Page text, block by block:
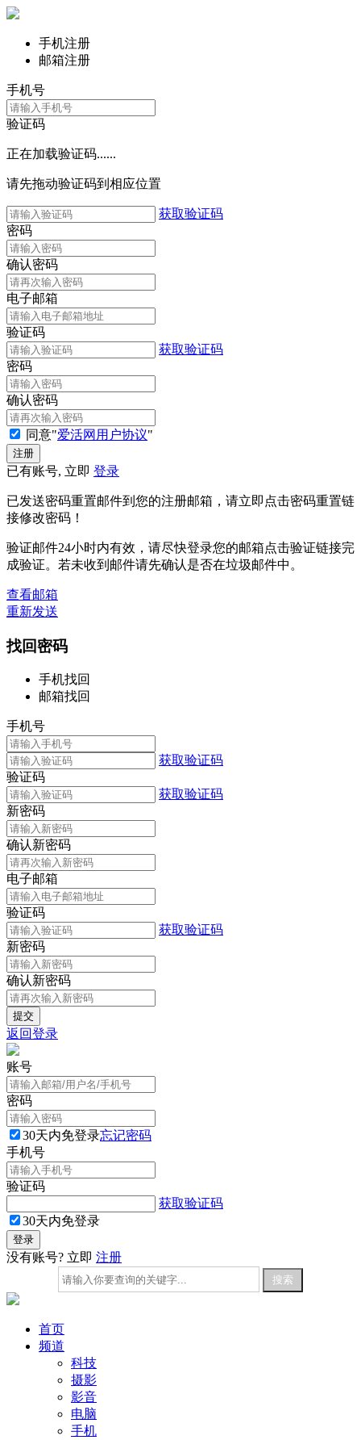
手机注册
邮箱注册
手机号
验证码
正在加载验证码......
请先拖动验证码到相应位置
获取验证码
密码
确认密码
电子邮箱
验证码
获取验证码
密码
确认密码
同意"爱活网用户协议"
已有账号, 立即 登录
已发送密码重置邮件到您的注册邮箱，请立即点击密码重置链
接修改密码！
验证邮件24小时内有效，请尽快登录您的邮箱点击验证链接完
成验证。若未收到邮件请先确认是否在垃圾邮件中。
查看邮箱
重新发送
找回密码
手机找回
邮箱找回
手机号
获取验证码
验证码
获取验证码
新密码
确认新密码
电子邮箱
验证码
获取验证码
新密码
确认新密码
返回登录
账号
密码
30天内免登录忘记密码
手机号
验证码
获取验证码
30天内免登录
没有账号? 立即 注册
首页
频道
科技
摄影
影音
电脑
手机